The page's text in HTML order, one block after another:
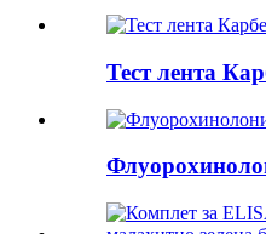
Тест лента